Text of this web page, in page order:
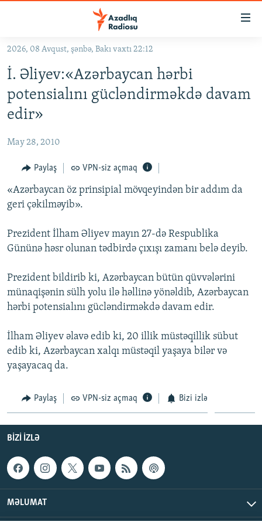
Əsas
qayıt
Əsas
naviqasiyaya
qayıt
#İZAHLA
KORRUPSIOMETR
FƏRQƏ BAX
QANUNI DOĞRU
ARAŞDIRMA
MULTIMEDIA
VIDEO
FOTOQALEREYA
İNFOQRAFIKA
KARIKATURA
RADIO ARXIV
OXU ZALI
AZƏRBAYCAN ƏDƏBIYYATI KITABXANASI
İSLAM VƏ DEMOKRATIYA
İZ - MƏDƏNIYYƏT PROQRAMI
HAQQIMIZDA
MISSIYAMIZ
PEŞƏ ETIKASI VƏ JURNALISTIKA STANDARTLARIMIZ
MATERIALLARIMIZDAN ISTIFADƏ
AZADLIQRADIOSU MOBIL TELEFONUNUZDA
BIZIMLƏ ƏLAQƏ
BIZI IZLƏ
RFE/RL-in bütün saytları
2026, 08 Avqust, şənbə, Bakı vaxtı 22:12
İ. Əliyev:«Azərbaycan hərbi
potensialını gücləndirməkdə davam
edir»
May 28, 2010
Paylaş VPN-siz açmaq
«Azərbaycan öz prinsipial mövqeyindən bir addım da
geri çəkilməyib».
Prezident İlham Əliyev mayın 27-də Respublika
Gününə həsr olunan tədbirdə çıxışı zamanı belə deyib.
Prezident bildirib ki, Azərbaycan bütün qüvvələrini
münaqişənin sülh yolu ilə həllinə yönəldib, Azərbaycan
hərbi potensialını gücləndirməkdə davam edir.
İlham Əliyev əlavə edib ki, 20 illik müstəqillik sübut
edib ki, Azərbaycan xalqı müstəqil yaşaya bilər və
yaşayacaq da.
Paylaş VPN-siz açmaq Bizi izlə
BIZI IZLƏ
MƏLUMAT